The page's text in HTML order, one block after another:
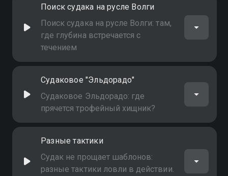
Поиск судака на русле Волги
Поиск судака на русле Волги: там,
где глубина встречается с
течением
Судаковое "Эльдорадо"
Судаковое Эльдорадо: где
прячется трофейный хищник?
Разные тактики
Судак не прощает шаблонов:
разные тактики ловли в действии.